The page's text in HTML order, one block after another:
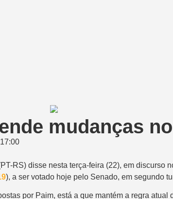
mudanças
17:00
RS) disse nesta terça-feira (22), em discurso
), a ser votado hoje pelo Senado, em segundo
por Paim, está a que mantém a regra